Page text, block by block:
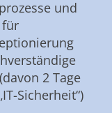
und
für
2 Tage
Sicherheit“)